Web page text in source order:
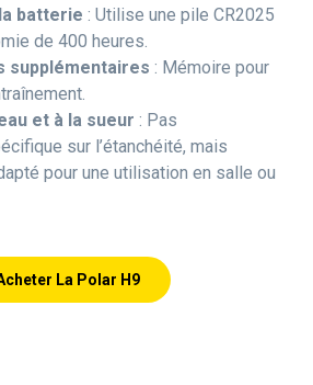
batterie : Utilise une pile CR2025
de 400 heures.
supplémentaires : Mémoire pour
et à la sueur : Pas
sur l’étanchéité, mais
pour une utilisation en salle ou
La Polar H9